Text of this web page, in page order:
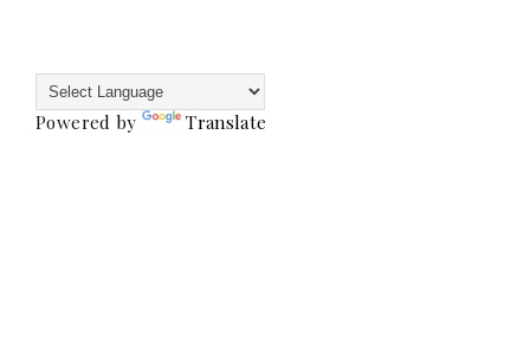
Powered by Translate